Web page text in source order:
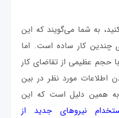
به ‌شما می‌گویند که این
چندین کار ساده است. اما
حجم عظیمی از تقاضای کار
اطلاعات مورد نظر در بین
همین دلیل است که این
نیروهای جدید از